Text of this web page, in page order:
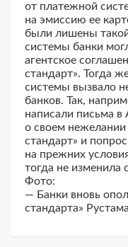
от платежной
на эмиссию ее
были лишены
системы банки
агентское
стандарт». Тогда
системы вызвало
банков. Так,
написали письма в
о своем нежелании
стандарт» и
на прежних
тогда не изменила
Фото:
— Банки вновь
стандарта»